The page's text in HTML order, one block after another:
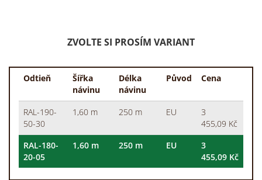
ZVOLTE SI PROSÍM VARIANT
Odtieň
Šířka
návinu
Délka
návinu
Původ Cena
RAL-190-
50-30
1,60 m 250 m EU
3
455,09 Kč
RAL-180-
20-05
1,60 m 250 m EU
3
455,09 Kč